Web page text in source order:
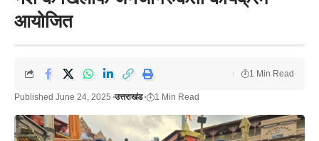
आयोजित
Published June 24, 2025 उत्तराखंड 1 Min Read
1 Min Read